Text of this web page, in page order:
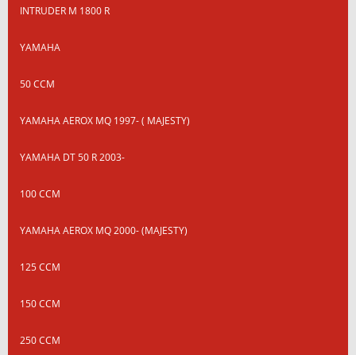
INTRUDER M 1800 R
YAMAHA
50 CCM
YAMAHA AEROX MQ 1997- ( MAJESTY)
YAMAHA DT 50 R 2003-
100 CCM
YAMAHA AEROX MQ 2000- (MAJESTY)
125 CCM
150 CCM
250 CCM